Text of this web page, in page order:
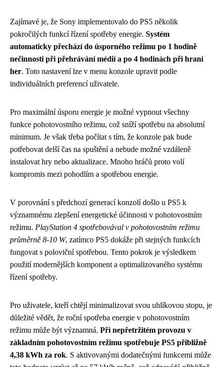
Zajímavé je, že Sony implementovalo do PS5 několik
pokročilých funkcí řízení spotřeby energie. Systém
automaticky přechází do úsporného režimu po 1 hodině
nečinnosti při přehrávání médií a po 4 hodinách při hraní
her. Toto nastavení lze v menu konzole upravit podle
individuálních preferencí uživatele.
Pro maximální úsporu energie je možné vypnout všechny
funkce pohotovostního režimu, což sníží spotřebu na absolutní
minimum. Je však třeba počítat s tím, že konzole pak bude
potřebovat delší čas na spuštění a nebude možné vzdáleně
instalovat hry nebo aktualizace. Mnoho hráčů proto volí
kompromis mezi pohodlím a spotřebou energie.
V porovnání s předchozí generací konzolí došlo u PS5 k
významnému zlepšení energetické účinnosti v pohotovostním
režimu. PlayStation 4 spotřebovával v pohotovostním režimu
průměrně 8-10 W, zatímco PS5 dokáže při stejných funkcích
fungovat s poloviční spotřebou. Tento pokrok je výsledkem
použití modernějších komponent a optimalizovaného systému
řízení spotřeby.
Pro uživatele, kteří chtějí minimalizovat svou uhlíkovou stopu, je
důležité vědět, že roční spotřeba energie v pohotovostním
režimu může být významná. Při nepřetržitém provozu v
základním pohotovostním režimu spotřebuje PS5 přibližně
4,38 kWh za rok. S aktivovanými dodatečnými funkcemi může